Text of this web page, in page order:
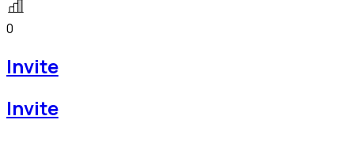
0
Invite
Invite